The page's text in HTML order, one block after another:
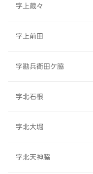
字上蔵々
字上前田
字勘兵衛田ケ脇
字北石根
字北大堀
字北天神脇